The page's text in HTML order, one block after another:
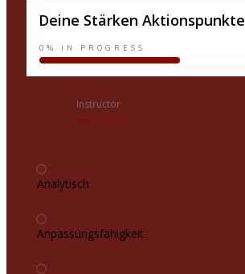
Deine Stärken Aktionspunkte
0% IN PROGRESS
Instructor
ANJA WIEBE
Analytisch
Anpassungsfähigkeit